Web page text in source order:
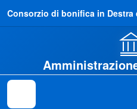
Consorzio di bonifica in Destra